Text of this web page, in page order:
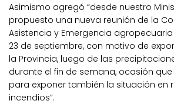
Asimismo agregó “desde nuestro
propuesto una nueva reunión de la
Asistencia y Emergencia
23 de septiembre, con motivo de
la Provincia, luego de las
durante el fin de semana, ocasión
para exponer también la situación en
incendios”.